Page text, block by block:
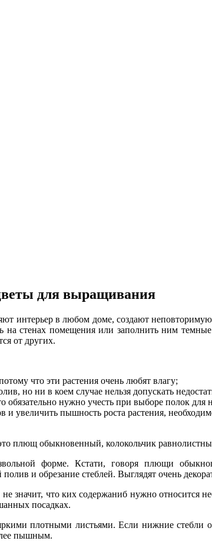
для выращивания
интерьер в любом доме, создают
на стенах помещения или заполнить ним
от других.
что эти растения очень любят влагу;
но ни в коем случае нельзя допускать
обязательно нужно учесть при выборе полок для
и увеличить пышность роста растения,
плющ обыкновенный, колокольчик
форме. Кстати, говоря плющи
и обрезание стеблей. Выглядят очень
значит, что ких содержаниб нужно относится
посадках.
плотными листьями. Если нижние стебли
пышным.